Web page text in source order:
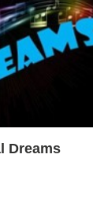
Dreams